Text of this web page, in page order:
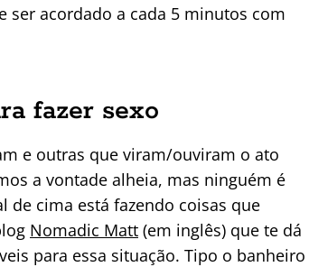
acordado a cada 5 minutos com
fazer sexo
e outras que viram/ouviram o ato
a vontade alheia, mas ninguém é
de cima está fazendo coisas que
Nomadic Matt (em inglês) que te dá
para essa situação. Tipo o banheiro